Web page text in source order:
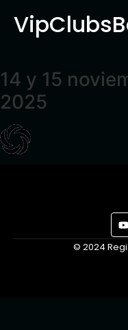
14 y 15
2025
© 2024